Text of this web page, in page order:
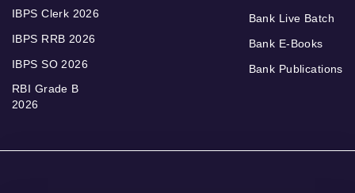
IBPS Clerk 2026
IBPS RRB 2026
IBPS SO 2026
RBI Grade B
2026
Bank Live Batch
Bank E-Books
Bank Publications